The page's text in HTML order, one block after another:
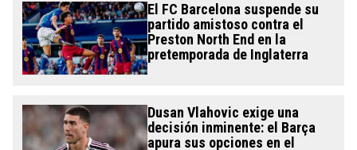
El FC Barcelona suspende su
partido amistoso contra el
Preston North End en la
pretemporada de Inglaterra
Dusan Vlahovic exige una
decisión inminente: el Barça
apura sus opciones en el